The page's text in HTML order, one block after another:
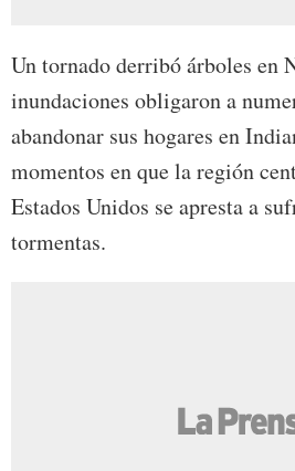
Un tornado derribó árboles en
inundaciones obligaron a
abandonar sus hogares en
momentos en que la región
Estados Unidos se apresta a
tormentas.